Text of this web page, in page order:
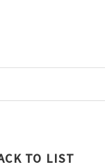
TO LIST